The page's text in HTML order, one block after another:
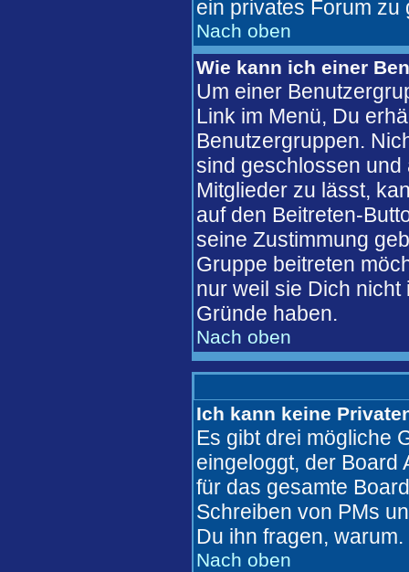
ein privates Forum zu
Nach oben
Wie kann ich einer
Um einer
Link im Menü, Du
Benutzergruppen.
sind geschlossen
Mitglieder zu lässt,
auf den Beitreten-
seine Zustimmung
Gruppe beitreten
nur weil sie Dich
Gründe haben.
Nach oben
Ich kann keine
Es gibt drei mögliche
eingeloggt, der Board
für das gesamte
Schreiben von PMs
Du ihn fragen, warum.
Nach oben